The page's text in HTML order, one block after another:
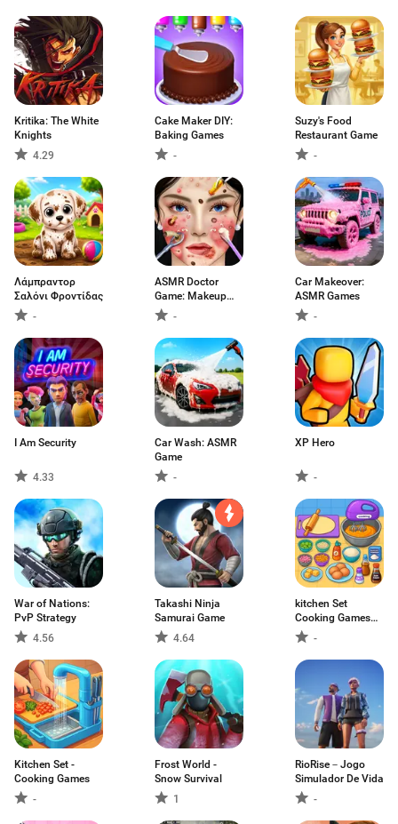
Kritika: The White
Knights
4.29
Cake Maker DIY:
Baking Games
-
Suzy's Food
Restaurant Game
-
Λάμπραντορ
Σαλόνι Φροντίδας
-
ASMR Doctor
Game: Makeup
Salon-
Car Makeover:
ASMR Games
-
I Am Security
4.33
Car Wash: ASMR
Game
-
XP Hero
-
War of Nations:
PvP Strategy
4.56
Takashi Ninja
Samurai Game
4.64
kitchen Set
Cooking Games
Chef -
Kitchen Set -
Cooking Games
-
Frost World -
Snow Survival
1
RioRise－Jogo
Simulador De Vida
-